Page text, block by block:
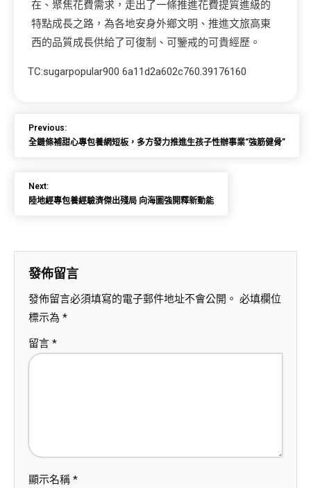
在、聚焦花費需求，走出了一條推進花費提質進級的
特點成長之路，為各地安身外鄉文明、推進文旅高東
西的品質成長供給了可復制、可鑒戒的可貴經歷。
TC:sugarpopular900 6a11d2a602c760.39176160
Previous:
全鏈條補甜心專包養網短板，多方發力推進生孩子性辦事業“強筋健骨”
Next:
陸地經專包養經驗濟傑出殘局 向海圖強開釋新動能
發佈留言
發佈留言必須填寫的電子郵件地址不會公開。 必填欄位
標示為 *
留言 *
顯示名稱 *